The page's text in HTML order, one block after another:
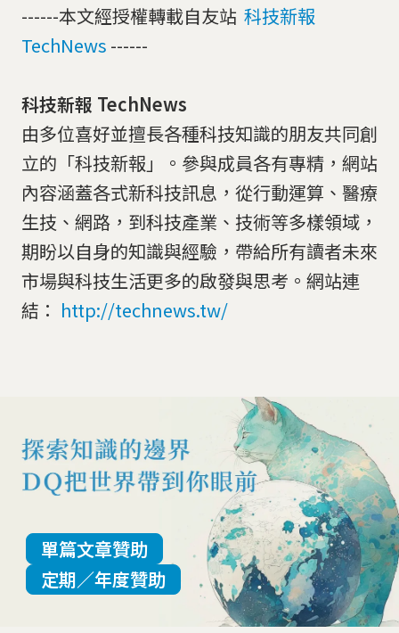
------本文經授權轉載自友站 科技新報
TechNews ------
科技新報 TechNews
由多位喜好並擅長各種科技知識的朋友共同創
立的「科技新報」。參與成員各有專精，網站
內容涵蓋各式新科技訊息，從行動運算、醫療
生技、網路，到科技產業、技術等多樣領域，
期盼以自身的知識與經驗，帶給所有讀者未來
市場與科技生活更多的啟發與思考。網站連
結： http://technews.tw/
單篇文章贊助
定期／年度贊助